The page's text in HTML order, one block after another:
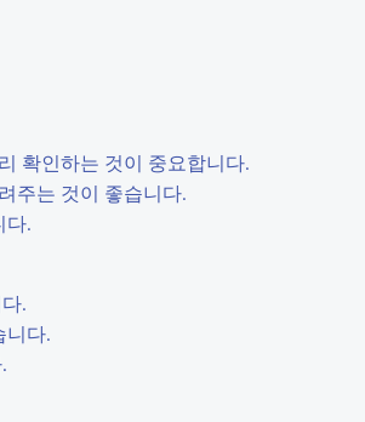
확인하는 것이 중요합니다.
주는 것이 좋습니다.
다.
.
니다.